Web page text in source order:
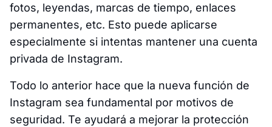
fotos, leyendas, marcas de tiempo, enlaces
permanentes, etc. Esto puede aplicarse
especialmente si intentas mantener una cuenta
privada de Instagram.
Todo lo anterior hace que la nueva función de
Instagram sea fundamental por motivos de
seguridad. Te ayudará a mejorar la protección